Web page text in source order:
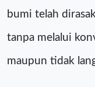
bumi telah
tanpa melalui
maupun tidak